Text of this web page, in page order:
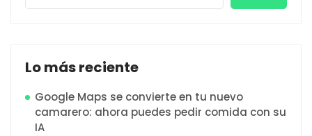
Lo más reciente
Google Maps se convierte en tu nuevo
camarero: ahora puedes pedir comida con su
IA